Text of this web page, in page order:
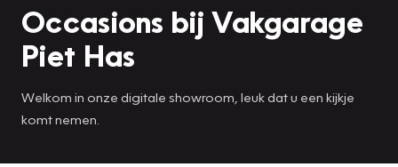
Occasions bij Vakgarage
Piet Has
Welkom in onze digitale showroom, leuk dat u een kijkje
komt nemen.